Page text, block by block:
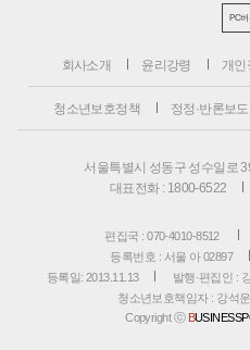
PC버
회사소개 윤리강령 개인
청소년보호정책 정정·반론보도
서울특별시 성동구 성수일로
대표전화 : 1800-6522
편집국 : 070-4010-8512
등록번호 : 서울 아 02897
등록일: 2013.11.13
발행·편집인 :
청소년보호책임자 : 강석운
Copyright ⓒ B